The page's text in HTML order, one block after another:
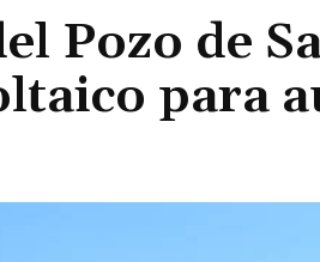
Pozo de
para